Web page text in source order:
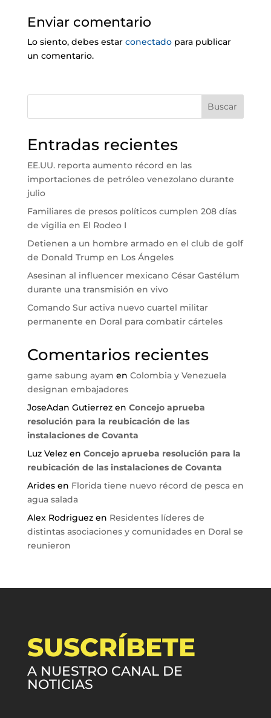
Enviar comentario
Lo siento, debes estar conectadopara publicar
un comentario.
Buscar
Entradas recientes
EE.UU. reporta aumento récord en las
importaciones de petróleo venezolano durante
julio
Familiares de presos políticos cumplen 208 días
de vigilia en El Rodeo I
Detienen a un hombre armado en el club de golf
de Donald Trump en Los Ángeles
Asesinan al influencer mexicano César Gastélum
durante una transmisión en vivo
Comando Sur activa nuevo cuartel militar
permanente en Doral para combatir cárteles
Comentarios recientes
game sabung ayam en Colombia y Venezuela
designan embajadores
JoseAdan Gutierrezen Concejo aprueba
resolución para la reubicación de las
instalaciones de Covanta
Luz Velezen Concejo aprueba resolución para la
reubicación de las instalaciones de Covanta
Aridesen Florida tiene nuevo récord de pesca en
agua salada
Alex Rodriguezen Residentes líderes de
distintas asociaciones y comunidades en Doral se
reunieron
SUSCRÍBETE
A NUESTRO CANAL DE
NOTICIAS